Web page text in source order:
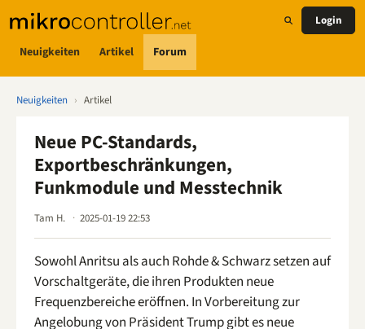
Neuigkeiten Artikel Forum
Login
Neuigkeiten › Artikel
Neue PC-Standards,
Exportbeschränkungen,
Funkmodule und Messtechnik
Tam H. 2025-01-19 22:53
Sowohl Anritsu als auch Rohde & Schwarz setzen auf
Vorschaltgeräte, die ihren Produkten neue
Frequenzbereiche eröffnen. In Vorbereitung zur
Angelobung von Präsident Trump gibt es neue